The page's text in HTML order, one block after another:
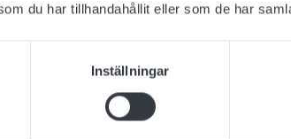
du har tillhandahållit eller som de har
Inställningar